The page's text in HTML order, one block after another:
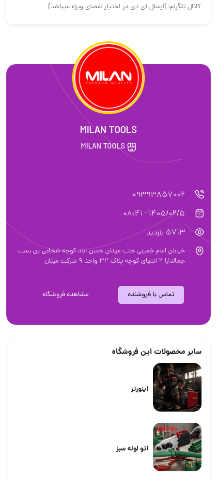
کانال تلگرام: [ارسال آی دی در اختیار اعضای ویژه میباشد]
MILAN TOOLS
MILAN TOOLS
09393857002
1405/02/5 - 08:41
5713 بازدید
خیابان امام‌ خمینی جنب میدان حسن اباد کوچه شجاعی بن بست
جمالدارا ۲ انتهای کوچه پلاک ۳۲ واحد ۹ شرکت میلان
تماس با فروشنده مشاهده فروشگاه
سایر محصولات این فروشگاه
اینورتر
اتو لوله سبز